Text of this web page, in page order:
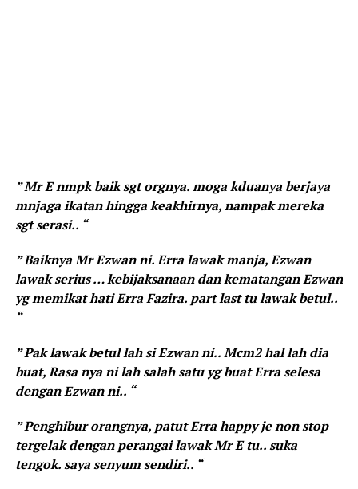
” Mr E nmpk baik sgt orgnya. moga kduanya berjaya
mnjaga ikatan hingga keakhirnya, nampak mereka
sgt serasi.. “
” Baiknya Mr Ezwan ni. Erra lawak manja, Ezwan
lawak serius … kebijaksanaan dan kematangan Ezwan
yg memikat hati Erra Fazira. part last tu lawak betul..
“
” Pak lawak betul lah si Ezwan ni.. Mcm2 hal lah dia
buat, Rasa nya ni lah salah satu yg buat Erra selesa
dengan Ezwan ni.. “
” Penghibur orangnya, patut Erra happy je non stop
tergelak dengan perangai lawak Mr E tu.. suka
tengok. saya senyum sendiri.. “